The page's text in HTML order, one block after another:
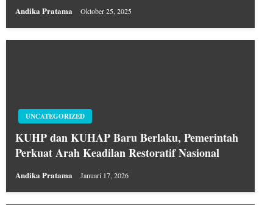
Andika Pratama Oktober 25, 2025
UNCATEGORIZED
KUHP dan KUHAP Baru Berlaku, Pemerintah
Perkuat Arah Keadilan Restoratif Nasional
Andika Pratama Januari 17, 2026